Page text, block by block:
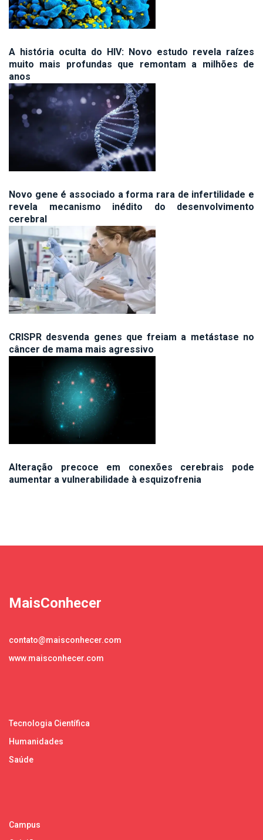
A história oculta do HIV: Novo estudo revela raízes
muito mais profundas que remontam a milhões de
anos
Novo gene é associado a forma rara de infertilidade e
revela mecanismo inédito do desenvolvimento
cerebral
CRISPR desvenda genes que freiam a metástase no
câncer de mama mais agressivo
Alteração precoce em conexões cerebrais pode
aumentar a vulnerabilidade à esquizofrenia
MaisConhecer
contato@maisconhecer.com
www.maisconhecer.com
Tecnologia Científica
Humanidades
Saúde
Campus